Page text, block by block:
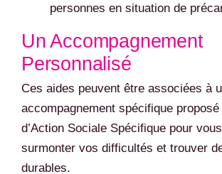
personnes en situation de
Un Accompagnement
Personnalisé
Ces aides peuvent être associées à
accompagnement spécifique
d’Action Sociale Spécifique pour
surmonter vos difficultés et trouver
durables.